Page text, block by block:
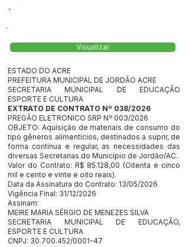
-
Visualizar
ESTADO DO ACRE
PREFEITURA MUNICIPAL DE JORDÃO ACRE
SECRETARIA MUNICIPAL DE EDUCAÇÃO
ESPORTE E CULTURA
EXTRATO DE CONTRATO Nº 038/2026
PREGÃO ELETRONICO SRP Nº 003/2026
OBJETO: Aquisição de materiais de consumo do
tipo gêneros alimentícios, destinados a suprir, de
forma contínua e regular, as necessidades das
diversas Secretarias do Município de Jordão/AC.
Valor do Contrato: R$ 85.128,00 (Oitenta e cinco
mil e cento e vinte e oito reais).
Data da Assinatura do Contrato: 13/05/2026
Vigência Final: 31/12/2026
Assinam:
MEIRE MARIA SÉRGIO DE MENEZES SILVA
SECRETARIA MUNICIPAL DE EDUCAÇÃO,
ESPORTE E CULTURA
CNPJ: 30.700.452/0001-47